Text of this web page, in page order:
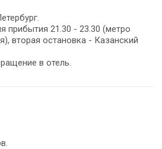
прибытия 21.30 - 23.30 (метро
вторая остановка - Казанский
в отель.